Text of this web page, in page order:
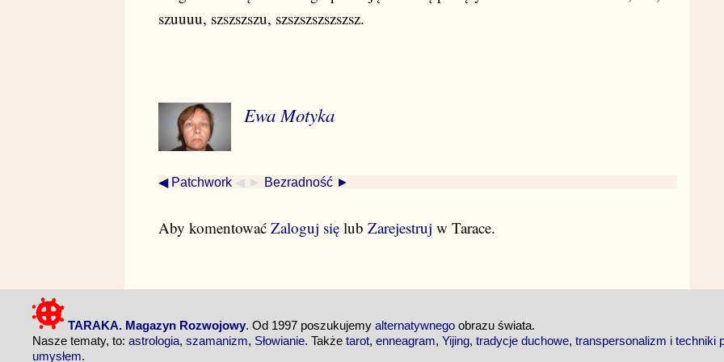
szuuuu, szszszszu, szszszszszszsz.
Ewa Motyka
◀ Patchwork ◀ ► Bezradność ►
Aby komentować Zaloguj się lub Zarejestruj w Tarace.
TARAKA. Magazyn Rozwojowy. Od 1997 poszukujemy alternatywnego obrazu świata.
Nasze tematy, to: astrologia, szamanizm, Słowianie. Także tarot, enneagram, Yijing, tradycje duchowe, transpersonalizm i techniki
umysłem.